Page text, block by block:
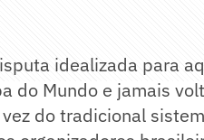
idealizada para
do Mundo e jamais
do tradicional